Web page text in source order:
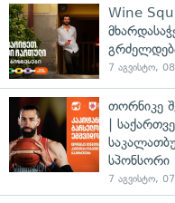
Wine
7 აგვისტო,
თორნიკე
|
სპონსორი
7 აგვისტო,